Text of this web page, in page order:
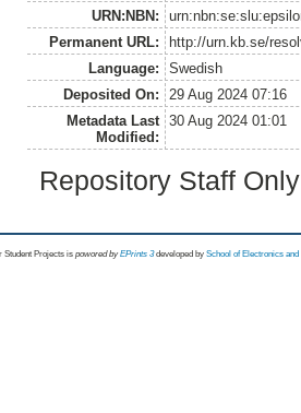
URN:NBN:
Permanent URL:
http://urn.kb.se/
Language:
Swedish
Deposited On:
29 Aug 2024 07:16
Metadata Last
Modified:
30 Aug 2024 01:01
Repository Staff
Student Projects is powored byEPrints 3 developed by School of Electronics